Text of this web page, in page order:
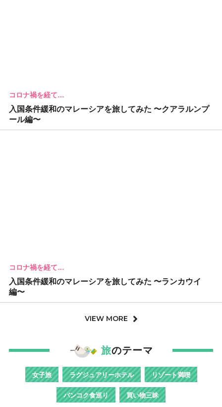
コロナ禍を経て…
入国条件緩和のマレーシアを旅してみた 〜クアラルンプ
ール編〜
コロナ禍を経て…
入国条件緩和のマレーシアを旅してみた 〜ランカウイ
編〜
VIEW MORE
旅のテーマ
女子旅 ラグジュアリーホテル リゾート満喫
バンコク食巡り 買い物三昧